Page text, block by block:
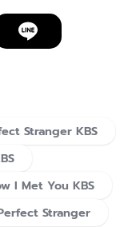
Stranger KBS
I Met You KBS
Stranger